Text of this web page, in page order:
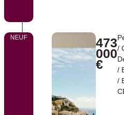
NEUF 473
000
€
/
/
/